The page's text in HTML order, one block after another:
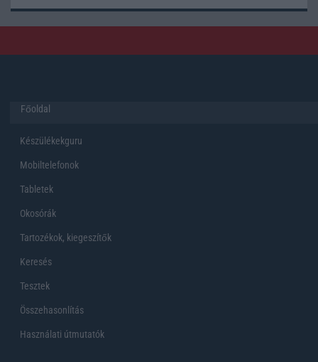
Főoldal
Készülékekguru
Mobiltelefonok
Tabletek
Okosórák
Tartozékok, kiegeszítők
Keresés
Tesztek
Összehasonlítás
Használati útmutatók